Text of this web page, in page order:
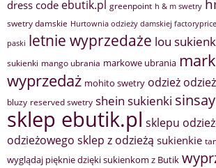
dress code ebutik.pl greenpoint h & m swetry
swetry damskie Hurtownia odzieży damskiej
paski letnie wyprzedaże lou
sukienki mango ubrania markowe ubrania
wyprzedaż mohito swetry odzież
bluzy reserved swetry shein sukienki
sklep ebutik.pl sklepu
odzieżowego sklep z odzieżą sukienkie
wyglądaj pięknie dzięki sukienkom z Butik